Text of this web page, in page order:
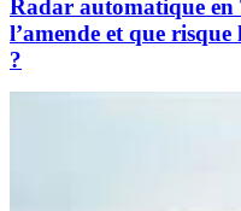
Radar automatique en
l’amende et que
?